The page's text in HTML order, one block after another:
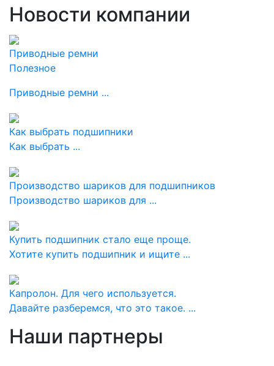
Новости компании
Приводные ремни
Полезное
Приводные ремни ...
Как выбрать подшипники
Как выбрать ...
Производство шариков для подшипников
Производство шариков для ...
Купить подшипник стало еще проще.
Хотите купить подшипник и ищите ...
Капролон. Для чего используется.
Давайте разберемся, что это такое. ...
Наши партнеры